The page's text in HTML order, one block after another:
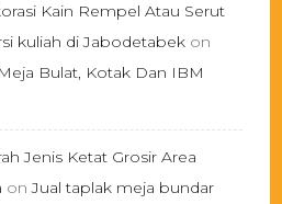
Kain Rempel Atau Serut
kuliah di Jabodetabek on
Bulat, Kotak Dan IBM
Jenis Ketat Grosir Area
onJual taplak meja bundar